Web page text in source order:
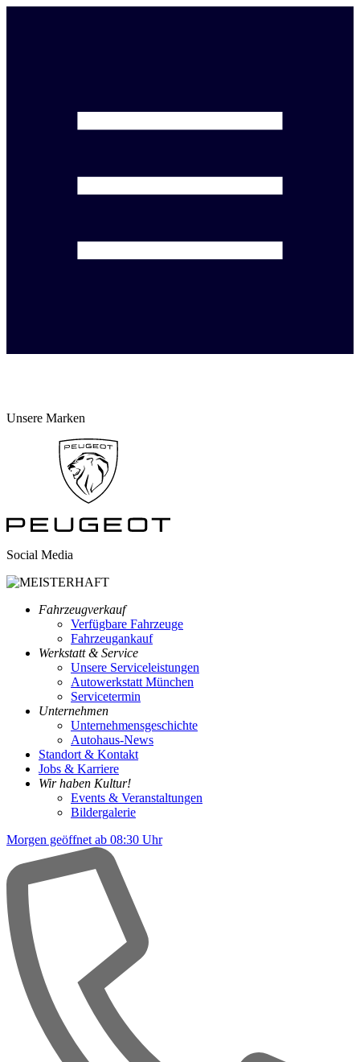
Unsere Marken
Social Media
Fahrzeugverkauf
Verfügbare Fahrzeuge
Fahrzeugankauf
Werkstatt & Service
Unsere Serviceleistungen
Autowerkstatt München
Servicetermin
Unternehmen
Unternehmensgeschichte
Autohaus-News
Standort & Kontakt
Jobs & Karriere
Wir haben Kultur!
Events & Veranstaltungen
Bildergalerie
Morgen geöffnet ab 08:30 Uhr